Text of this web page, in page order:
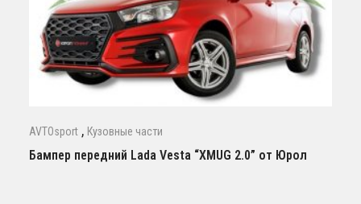
AVTOsport , Кузовные части
Бампер передний Lada Vesta “XMUG 2.0” от Юрол